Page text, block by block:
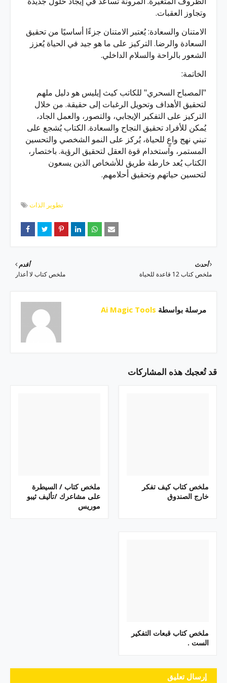
وتجاوز العقبات.
الامتنان والسعادة: يُعتبر الامتنان جزءًا أساسيًا من تحقيق
السعادة والرضا. التركيز على ما هو جيد في الحياة يُعزز
الشعور بالراحة والسلام الداخلي.
الخاتمة:
"المصباح السحري" للكاتب كيث إيليس هو دليل ملهم
لتحقيق الأهداف وتحويل الرغبات إلى حقيقة. من خلال
التركيز على التفكير الإيجابي، والتصور، والعمل الجاد،
يُمكن للأفراد تحقيق النجاح والسعادة. الكتاب يُشجع على
تبني نهج واعٍ للحياة، يُركز على النمو الشخصي والتحسين
المستمر، واستخدام قوة العقل لتحقيق الرؤية. باختصار،
الكتاب يُعد خارطة طريق للأشخاص الذين يسعون
لتحسين حياتهم وتحقيق أحلامهم.
تطوير الذات
أحدث
ملخص كتاب 12 قاعدة للحياة
أقدم
ملخص كتاب لا أعذار
مرسلة بواسطة
قد تُعجبك هذه المشاركات
ملخص كتاب كيف تفكر
خارج الصندوق
ملخص كتاب / السيطرة
على مشاعرك /تأليف ثيبو
موريس
ملخص كتاب قبعات التفكير
الست .
إرسال تعليق